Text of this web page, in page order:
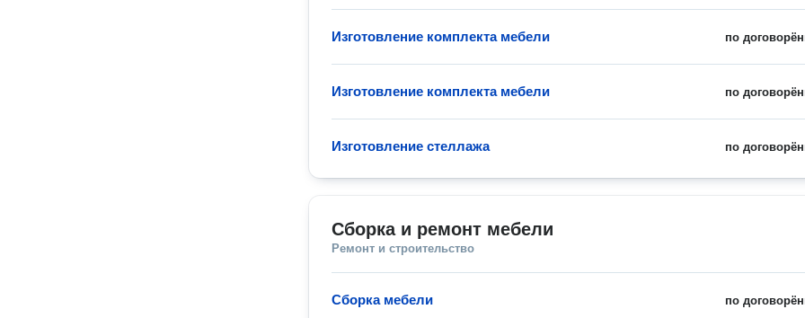
по
Изготовление комплекта мебели
по
Изготовление комплекта мебели
по
Изготовление стеллажа
Сборка и ремонт мебели
Ремонт и строительство
по
Сборка мебели